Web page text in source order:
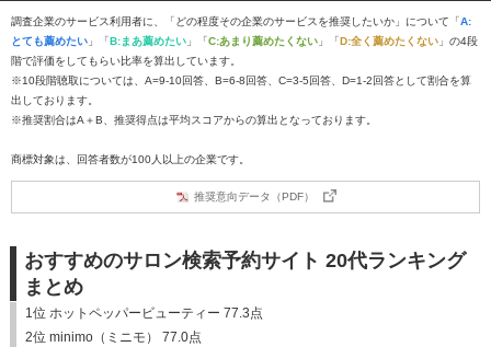
調査企業のサービス利用者に、「どの程度その企業のサービスを推奨したいか」について「A:
とても薦めたい 」「B:まあ薦めたい 」「C:あまり薦めたくない 」「D:全く薦めたくない 」の4段
階で評価をしてもらい比率を算出しています。
※10段階聴取については、A=9-10回答、B=6-8回答、C=3-5回答、D=1-2回答として割合を算
出しております。
※推奨割合はA＋B、推奨得点は平均スコアからの算出となっております。
商標対象は、回答者数が100人以上の企業です。
推奨意向データ（PDF）
おすすめのサロン検索予約サイト 20代ランキング
まとめ
1位 ホットペッパービューティー 77.3点
2位 minimo（ミニモ） 77.0点